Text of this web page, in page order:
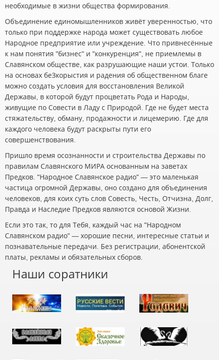
необходимые в жизни общества формирования.
Объединение единомышленников живёт уверенностью, что
только при поддержке народа может существовать любое
Народное предприятие или учреждение. Что привнесённые
к нам понятия "бизнес" и "конкуренция", не приемлемы в
Славянском обществе, как разрушающие наши устои. Только
на основах беЗкорыстия и радения об общественном благе
можно создать условия для восстановления Великой
Державы, в которой будут процветать Рода и Народы,
живущие по Совести в Ладу с Природой. Где не будет места
стяжательству, обману, продажности и лицемерию. Где для
каждого человека будут раскрыты пути его
совершенствования.
Пришло время осознанности и строительства Державы по
правилам Славянского МИРА основанным на заветах
Предков. "Народное Славянское радио" — это маленькая
частица огромной Державы, оно создано для объединения
человеков, для коих суть слов Совесть, Честь, Отчизна, Долг,
Правда и Наследие Предков являются основой Жизни.
Если это так, то для Тебя, каждый час на "Народном
Славянском радио" — хорошие песни, интересные статьи и
познавательные передачи. Без регистрации, абонентской
платы, рекламы и обязательных сборов.
Наши соратники